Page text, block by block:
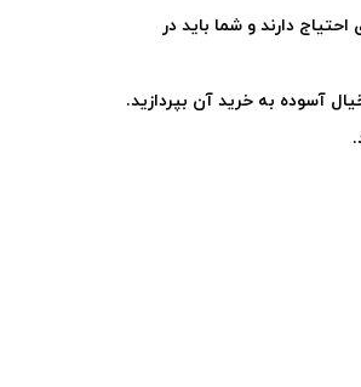
دارند و شما باید در
آسوده به خرید آن بپردازید.
.